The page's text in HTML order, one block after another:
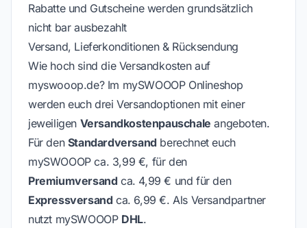
Rabatte und Gutscheine werden grundsätzlich
nicht bar ausbezahlt
Versand, Lieferkonditionen & Rücksendung
Wie hoch sind die Versandkosten auf
myswooop.de? Im mySWOOOP Onlineshop
werden euch drei Versandoptionen mit einer
jeweiligen Versandkostenpauschale angeboten.
Für den Standardversand berechnet euch
mySWOOOP ca. 3,99 €, für den
Premiumversand ca. 4,99 € und für den
Expressversand ca. 6,99 €. Als Versandpartner
nutzt mySWOOOP DHL.